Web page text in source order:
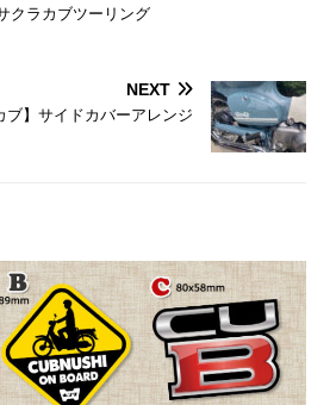
クラカブツーリング
NEXT
ブ】サイドカバーアレンジ